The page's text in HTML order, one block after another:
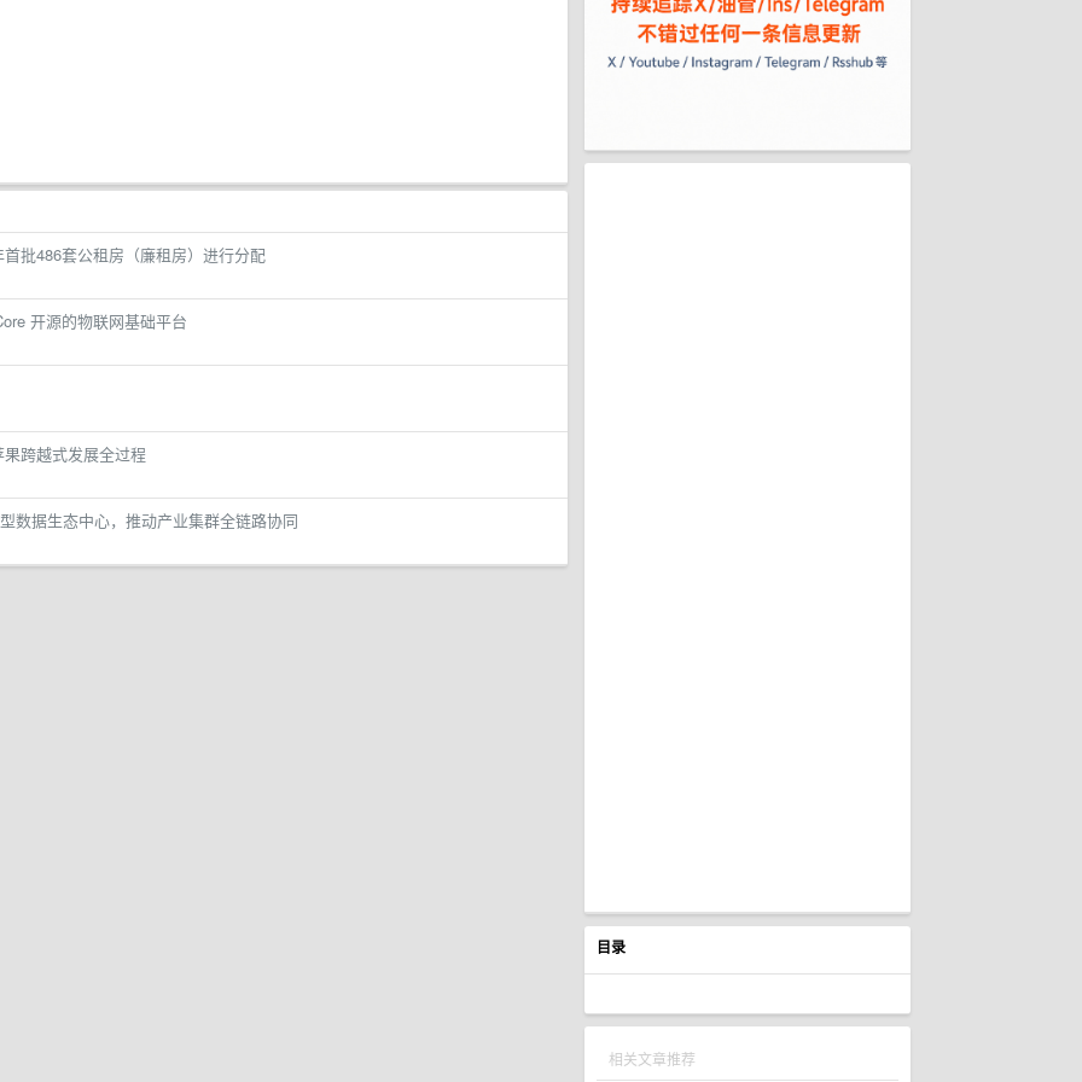
目录
相关文章推荐
批486套公租房（廉租房）进行分配
开源的物联网基础平台
跨越式发展全过程
数据生态中心，推动产业集群全链路协同